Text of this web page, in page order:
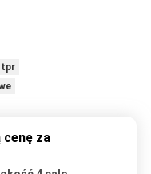
tpr
cenę za